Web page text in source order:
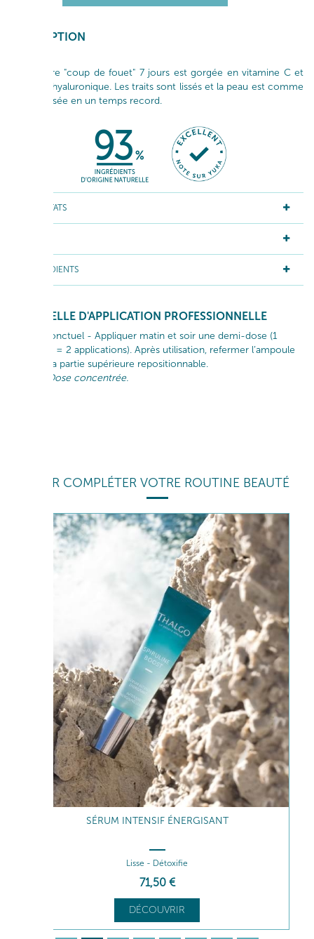
DESCRIPTION
Cette cure "coup de fouet" 7 jours est gorgée en vitamine C et
en acide hyaluronique. Les traits sont lissés et la peau est comme
ré-énergisée en un temps record.
RÉSULTATS
INGRÉDIENTS
GESTUELLE D'APPLICATION PROFESSIONNELLE
Usage ponctuel - Appliquer matin et soir une demi-dose (1
ampoule = 2 applications). Après utilisation, refermer l’ampoule
grâce à la partie supérieure repositionnable.
Shot = Dose concentrée.
POUR COMPLÉTER VOTRE ROUTINE BEAUTÉ
SÉRUM INTENSIF ÉNERGISANT
Lisse - Détoxifie
71,50 €
DÉCOUVRIR